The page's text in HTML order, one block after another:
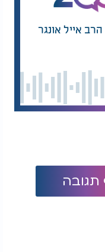
בבית הדין
אייל אונגר
תגובה